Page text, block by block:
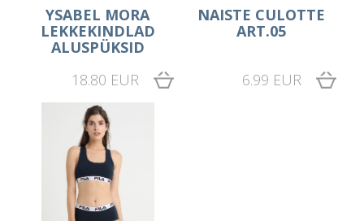
YSABEL MORA
LEKKEKINDLAD
ALUSPÜKSID
18.80 EUR
NAISTE CULOTTE
ART.05
6.99 EUR